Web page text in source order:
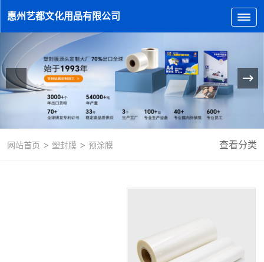
惠州艺都文化用品有限公司
网站首页 > 塑封膜 > 预涂膜 查看分类